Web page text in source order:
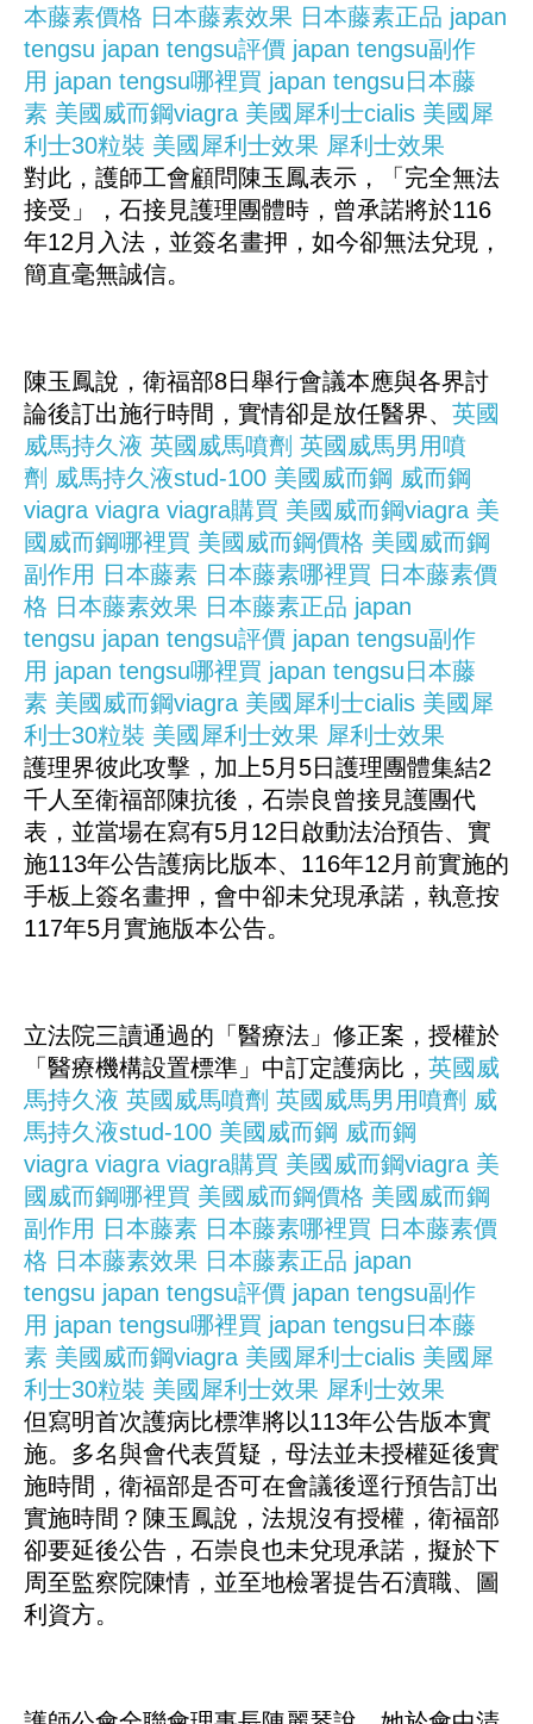
本藤素價格 日本藤素效果 日本藤素正品 japan
tengsu japan tengsu評價 japan tengsu副作
用 japan tengsu哪裡買 japan tengsu日本藤
素 美國威而鋼viagra 美國犀利士cialis 美國犀
利士30粒裝 美國犀利士效果 犀利士效果
對此，護師工會顧問陳玉鳳表示，「完全無法
接受」，石接見護理團體時，曾承諾將於116
年12月入法，並簽名畫押，如今卻無法兌現，
簡直毫無誠信。
陳玉鳳說，衛福部8日舉行會議本應與各界討
論後訂出施行時間，實情卻是放任醫界、 英國
威馬持久液 英國威馬噴劑 英國威馬男用噴
劑 威馬持久液stud-100 美國威而鋼 威而鋼
viagra viagra viagra購買 美國威而鋼viagra 美
國威而鋼哪裡買 美國威而鋼價格 美國威而鋼
副作用 日本藤素 日本藤素哪裡買 日本藤素價
格 日本藤素效果 日本藤素正品 japan
tengsu japan tengsu評價 japan tengsu副作
用 japan tengsu哪裡買 japan tengsu日本藤
素 美國威而鋼viagra 美國犀利士cialis 美國犀
利士30粒裝 美國犀利士效果 犀利士效果
護理界彼此攻擊，加上5月5日護理團體集結2
千人至衛福部陳抗後，石崇良曾接見護團代
表，並當場在寫有5月12日啟動法治預告、實
施113年公告護病比版本、116年12月前實施的
手板上簽名畫押，會中卻未兌現承諾，執意按
117年5月實施版本公告。
立法院三讀通過的「醫療法」修正案，授權於
「醫療機構設置標準」中訂定護病比， 英國威
馬持久液 英國威馬噴劑 英國威馬男用噴劑 威
馬持久液stud-100 美國威而鋼 威而鋼
viagra viagra viagra購買 美國威而鋼viagra 美
國威而鋼哪裡買 美國威而鋼價格 美國威而鋼
副作用 日本藤素 日本藤素哪裡買 日本藤素價
格 日本藤素效果 日本藤素正品 japan
tengsu japan tengsu評價 japan tengsu副作
用 japan tengsu哪裡買 japan tengsu日本藤
素 美國威而鋼viagra 美國犀利士cialis 美國犀
利士30粒裝 美國犀利士效果 犀利士效果
但寫明首次護病比標準將以113年公告版本實
施。多名與會代表質疑，母法並未授權延後實
施時間，衛福部是否可在會議後逕行預告訂出
實施時間？陳玉鳳說，法規沒有授權，衛福部
卻要延後公告，石崇良也未兌現承諾，擬於下
周至監察院陳情，並至地檢署提告石瀆職、圖
利資方。